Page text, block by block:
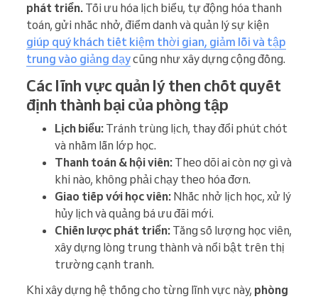
phát triển. Tối ưu hóa lịch biểu, tự động hóa thanh
toán, gửi nhắc nhở, điểm danh và quản lý sự kiện
giúp quý khách tiết kiệm thời gian, giảm lỗi và tập
trung vào giảng dạycũng như xây dựng cộng đồng.
Các lĩnh vực quản lý then chốt quyết
định thành bại của phòng tập
Lịch biểu: Tránh trùng lịch, thay đổi phút chót
và nhầm lẫn lớp học.
Thanh toán & hội viên: Theo dõi ai còn nợ gì và
khi nào, không phải chạy theo hóa đơn.
Giao tiếp với học viên: Nhắc nhở lịch học, xử lý
hủy lịch và quảng bá ưu đãi mới.
Chiến lược phát triển: Tăng số lượng học viên,
xây dựng lòng trung thành và nổi bật trên thị
trường cạnh tranh.
Khi xây dựng hệ thống cho từng lĩnh vực này, phòng